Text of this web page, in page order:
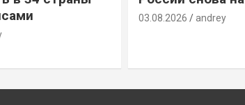
03.08.2026 andrey